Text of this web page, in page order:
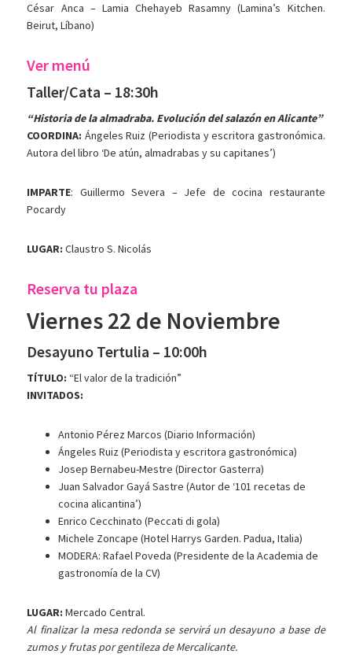
César Anca – Lamia Chehayeb Rasamny (Lamina’s Kitchen.
Beirut, Líbano)
Ver menú
Taller/Cata – 18:30h
“Historia de la almadraba. Evolución del salazón en Alicante”
COORDINA: Ángeles Ruiz (Periodista y escritora gastronómica.
Autora del libro ‘De atún, almadrabas y su capitanes’)
IMPARTE: Guillermo Severa – Jefe de cocina restaurante
Pocardy
LUGAR: Claustro S. Nicolás
Reserva tu plaza
Viernes 22 de Noviembre
Desayuno Tertulia – 10:00h
TÍTULO: “El valor de la tradición”
INVITADOS:
Antonio Pérez Marcos (Diario Información)
Ángeles Ruiz (Periodista y escritora gastronómica)
Josep Bernabeu-Mestre (Director Gasterra)
Juan Salvador Gayá Sastre (Autor de ‘101 recetas de
cocina alicantina’)
Enrico Cecchinato (Peccati di gola)
Michele Zoncape (Hotel Harrys Garden. Padua, Italia)
MODERA: Rafael Poveda (Presidente de la Academia de
gastronomía de la CV)
LUGAR: Mercado Central.
Al finalizar la mesa redonda se servirá un desayuno a base de
zumos y frutas por gentileza de Mercalicante.